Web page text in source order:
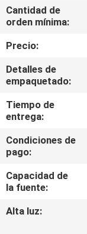
LA
CONTROL
CALIDAD
NOTICIAS
Cantidad de
orden mínima:
Precio:
Detalles de
empaquetado:
Tiempo de
entrega:
Condiciones de
pago:
Capacidad de
la fuente:
Alta luz: